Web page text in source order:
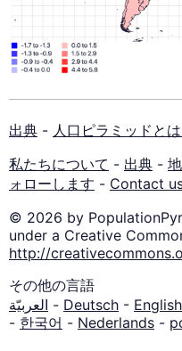
出典 - 人口ピラミッドとは
私たちについて - 出典 -
ォローします - Contact
© 2026 by
under a Creative
http://
その他の言語
العربيّة - Deutsch - English
- 한국어 - Nederlands -